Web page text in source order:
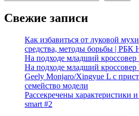
Свежие записи
Как избавиться от луковой
средства, методы борьбы | РБК
На подходе младший
На подходе младший
Geely Monjaro/Xingyue L с
семейство модели
Рассекречены характеристики
smart #2